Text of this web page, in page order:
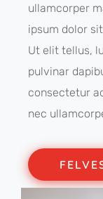
ullamcorper
ipsum dolor
Ut elit tellus,
pulvinar
consectetur
nec